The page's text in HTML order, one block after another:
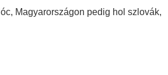
Magyarországon pedig hol szlovák,